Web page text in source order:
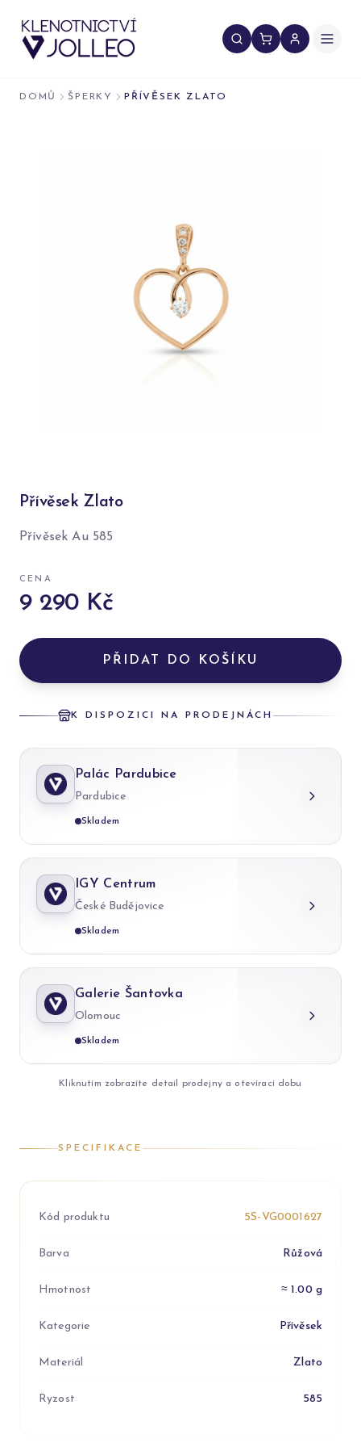
DOMŮ ŠPERKY PŘÍVĚSEK ZLATO
Přívěsek Zlato
Přívěsek Au 585
CENA
9 290 Kč
PŘIDAT DO KOŠÍKU
K DISPOZICI NA PRODEJNÁCH
Palác Pardubice
Pardubice
Skladem
IGY Centrum
České Budějovice
Skladem
Galerie Šantovka
Olomouc
Skladem
Kliknutím zobrazíte detail prodejny a otevírací dobu
SPECIFIKACE
Kód produktu 5S-VG0001627
Barva Růžová
Hmotnost ≈ 1.00 g
Kategorie Přívěsek
Materiál Zlato
Ryzost 585